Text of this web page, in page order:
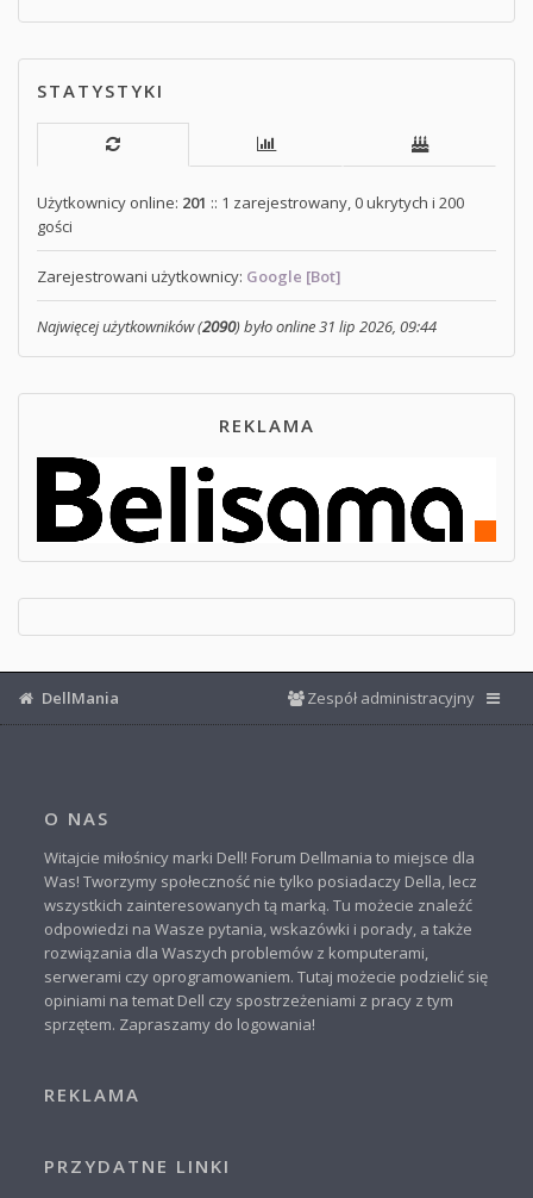
STATYSTYKI
Użytkownicy online: 201 :: 1 zarejestrowany, 0 ukrytych i 200
gości
Zarejestrowani użytkownicy: Google [Bot]
Najwięcej użytkowników (2090) było online 31 lip 2026, 09:44
REKLAMA
DellMania Zespół administracyjny
O NAS
Witajcie miłośnicy marki Dell! Forum Dellmania to miejsce dla
Was! Tworzymy społeczność nie tylko posiadaczy Della, lecz
wszystkich zainteresowanych tą marką. Tu możecie znaleźć
odpowiedzi na Wasze pytania, wskazówki i porady, a także
rozwiązania dla Waszych problemów z komputerami,
serwerami czy oprogramowaniem. Tutaj możecie podzielić się
opiniami na temat Dell czy spostrzeżeniami z pracy z tym
sprzętem. Zapraszamy do logowania!
REKLAMA
PRZYDATNE LINKI